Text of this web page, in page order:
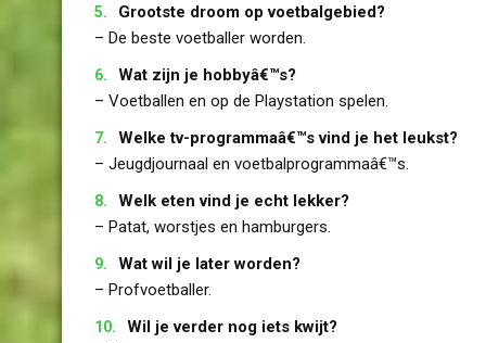
Grootste droom op voetbalgebied?
– De beste voetballer worden.
Wat zijn je hobbyâ€™s?
– Voetballen en op de Playstation spelen.
Welke tv-programmaâ€™s vind je het leukst?
– Jeugdjournaal en voetbalprogrammaâ€™s.
Welk eten vind je echt lekker?
– Patat, worstjes en hamburgers.
Wat wil je later worden?
– Profvoetballer.
Wil je verder nog iets kwijt?